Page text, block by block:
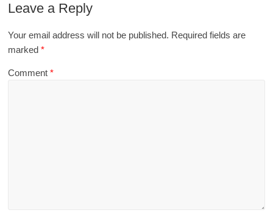
Leave a Reply
Your email address will not be published. Required fields are
marked*
Comment*